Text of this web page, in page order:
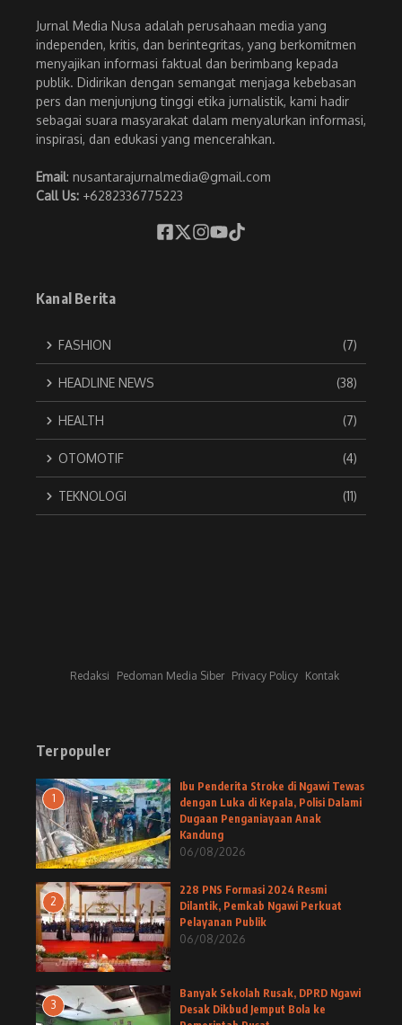
Jurnal Media Nusa adalah perusahaan media yang
independen, kritis, dan berintegritas, yang berkomitmen
menyajikan informasi faktual dan berimbang kepada
publik. Didirikan dengan semangat menjaga kebebasan
pers dan menjunjung tinggi etika jurnalistik, kami hadir
sebagai suara masyarakat dalam menyalurkan informasi,
inspirasi, dan edukasi yang mencerahkan.
Email: nusantarajurnalmedia@gmail.com
Call Us: +6282336775223
Kanal Berita
FASHION (7)
HEADLINE NEWS (38)
HEALTH (7)
OTOMOTIF (4)
TEKNOLOGI (11)
Redaksi Pedoman Media Siber Privacy Policy Kontak
Terpopuler
1
Ibu Penderita Stroke di Ngawi Tewas
dengan Luka di Kepala, Polisi Dalami
Dugaan Penganiayaan Anak
Kandung
06/08/2026
2
228 PNS Formasi 2024 Resmi
Dilantik, Pemkab Ngawi Perkuat
Pelayanan Publik
06/08/2026
3
Banyak Sekolah Rusak, DPRD Ngawi
Desak Dikbud Jemput Bola ke